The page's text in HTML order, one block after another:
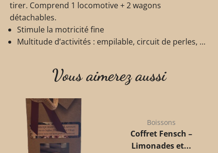
tirer. Comprend 1 locomotive + 2 wagons
détachables.
Stimule la motricité fine
Multitude d’activités : empilable, circuit de perles, …
Vous aimerez aussi
Boissons
Coffret Fensch –
Limonades et...